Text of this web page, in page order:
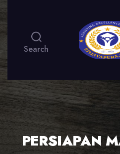
Search
PERSIAPAN